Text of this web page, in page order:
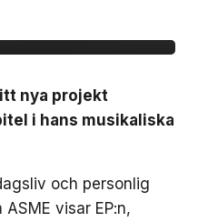
nya projekt
i hans musikaliska
och personlig
visar EP:n,